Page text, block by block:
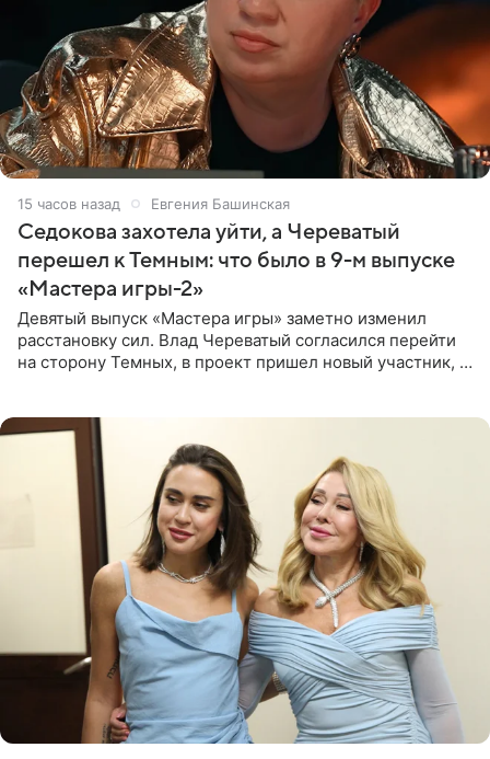
15 часов назад Евгения Башинская
Седокова захотела уйти, а Череватый
перешел к Темным: что было в 9-м выпуске
«Мастера игры-2»
Девятый выпуск «Мастера игры» заметно изменил
расстановку сил. Влад Череватый согласился перейти
на сторону Темных, в проект пришел новый участник, а